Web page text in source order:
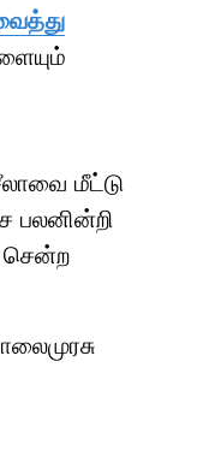
மீட்டு
பலனின்றி
சென்ற